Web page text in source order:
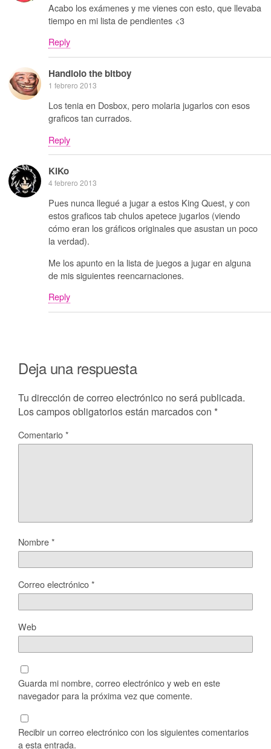
Acabo los exámenes y me vienes con esto, que llevaba
tiempo en mi lista de pendientes <3
Reply
Handlolo the bitboy
1 febrero 2013
Los tenia en Dosbox, pero molaria jugarlos con esos
graficos tan currados.
Reply
KiKo
4 febrero 2013
Pues nunca llegué a jugar a estos King Quest, y con
estos graficos tab chulos apetece jugarlos (viendo
cómo eran los gráficos originales que asustan un poco
la verdad).
Me los apunto en la lista de juegos a jugar en alguna
de mis siguientes reencarnaciones.
Reply
Deja una respuesta
Tu dirección de correo electrónico no será publicada.
Los campos obligatorios están marcados con *
Comentario*
Nombre*
Correo electrónico*
Web
Guarda mi nombre, correo electrónico y web en este
navegador para la próxima vez que comente.
Recibir un correo electrónico con los siguientes comentarios
a esta entrada.